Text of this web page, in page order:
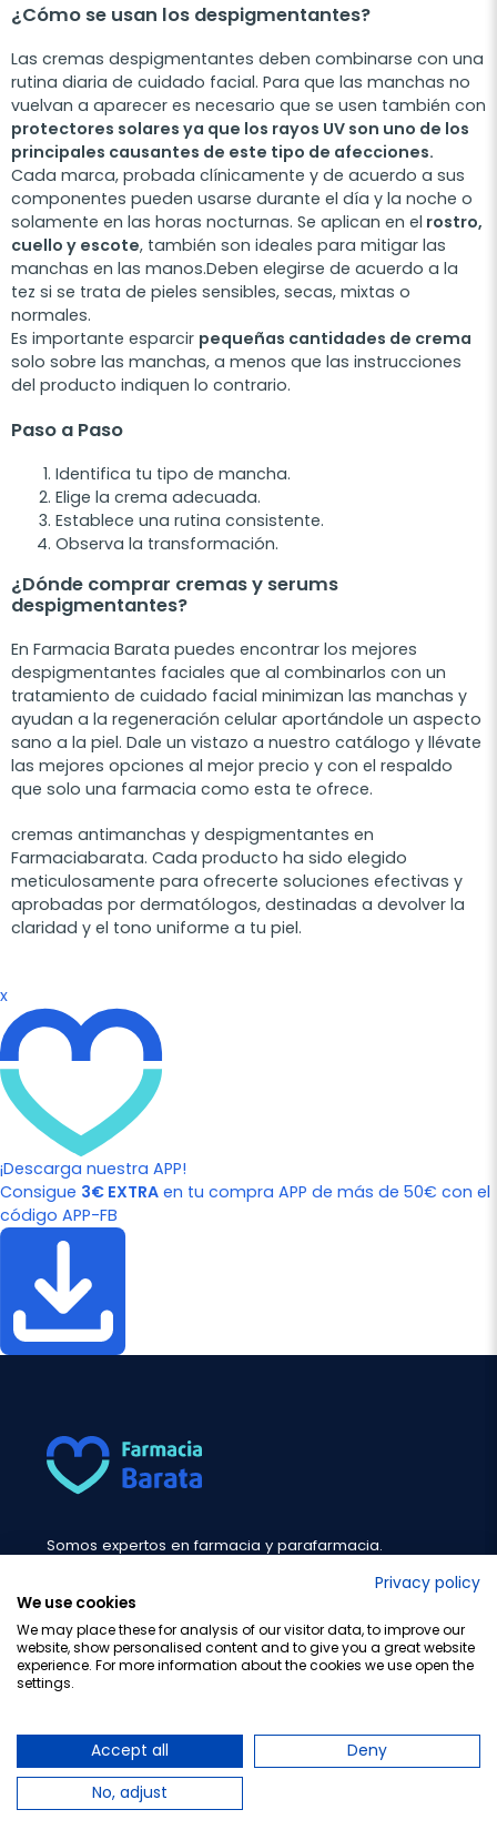
¿Cómo se usan los despigmentantes?
Las cremas despigmentantes deben combinarse con una
rutina diaria de cuidado facial. Para que las manchas no
vuelvan a aparecer es necesario que se usen también con
protectores solares ya que los rayos UV son uno de los
principales causantes de este tipo de afecciones.
Cada marca, probada clínicamente y de acuerdo a sus
componentes pueden usarse durante el día y la noche o
solamente en las horas nocturnas. Se aplican en el rostro,
cuello y escote, también son ideales para mitigar las
manchas en las manos.Deben elegirse de acuerdo a la
tez si se trata de pieles sensibles, secas, mixtas o
normales.
Es importante esparcir pequeñas cantidades de crema
solo sobre las manchas, a menos que las instrucciones
del producto indiquen lo contrario.
Paso a Paso
Identifica tu tipo de mancha.
Elige la crema adecuada.
Establece una rutina consistente.
Observa la transformación.
¿Dónde comprar cremas y serums
despigmentantes?
En Farmacia Barata puedes encontrar los mejores
despigmentantes faciales que al combinarlos con un
tratamiento de cuidado facial minimizan las manchas y
ayudan a la regeneración celular aportándole un aspecto
sano a la piel. Dale un vistazo a nuestro catálogo y llévate
las mejores opciones al mejor precio y con el respaldo
que solo una farmacia como esta te ofrece.
cremas antimanchas y despigmentantes en
Farmaciabarata. Cada producto ha sido elegido
meticulosamente para ofrecerte soluciones efectivas y
aprobadas por dermatólogos, destinadas a devolver la
claridad y el tono uniforme a tu piel.
x
¡Descarga nuestra APP!
Consigue 3€ EXTRA en tu compra APP de más de 50€ con el
código APP-FB
Somos expertos en farmacia y parafarmacia.
prioridad es la atención personalizada a nuestros
clientes.
¿Necesitas ayuda? expand_more
Información expand_more
Compra
Privacy policy
We use cookies
We may place these for analysis of our visitor data, to improve our
website, show personalised content and to give you a great website
experience. For more information about the cookies we use open the
settings.
Accept all
Deny
No, adjust